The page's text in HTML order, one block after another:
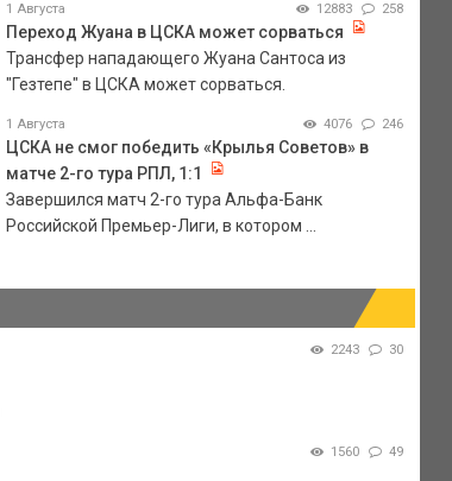
1 Августа 12883 258
Переход Жуана в ЦСКА может сорваться
Трансфер нападающего Жуана Сантоса из
"Гезтепе" в ЦСКА может сорваться.
1 Августа 4076 246
ЦСКА не смог победить «Крылья Советов» в
матче 2-го тура РПЛ, 1:1
Завершился матч 2-го тура Альфа-Банк
Российской Премьер-Лиги, в котором ...
2243 30
1560 49